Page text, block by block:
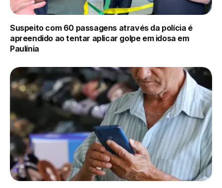
Suspeito com 60 passagens através da polícia é
apreendido ao tentar aplicar golpe em idosa em
Paulínia